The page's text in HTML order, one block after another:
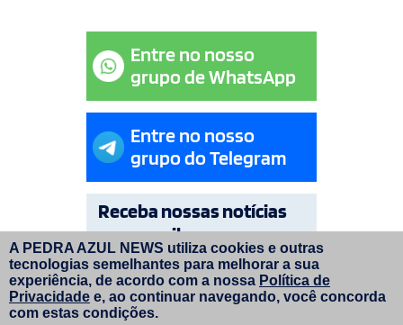
Entre no nosso
grupo de WhatsApp
Entre no nosso
grupo do Telegram
Receba nossas notícias
por e-mail
OK
A PEDRA AZUL NEWS utiliza cookies e outras
tecnologias semelhantes para melhorar a sua
experiência, de acordo com a nossa Política de
Privacidade e, ao continuar navegando, você concorda
com estas condições.